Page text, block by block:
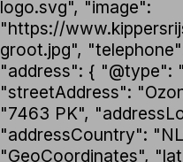
logo.svg", "image":
"https://
groot.jpg",
"address": { "@type":
"streetAddress":
"7463 PK",
"addressCountry":
"GeoCoordinates",